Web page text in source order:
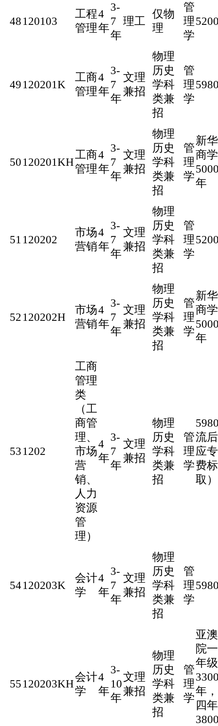
48 120103
工程
管理
4
年
3-
7
年
理工
仅物
理
管
理
学
49 120201K
工商
管理
4
年
3-
7
年
文理
兼招
物理
历史
学科
类兼
招
管
理
学
50 120201KH
工商
管理
4
年
3-
7
年
文理
兼招
物理
历史
学科
类兼
招
管
理
学
新
商
年
51 120202
市场
营销
4
年
3-
7
年
文理
兼招
物理
历史
学科
类兼
招
管
理
学
52 120202H
市场
营销
4
年
3-
7
年
文理
兼招
物理
历史
学科
类兼
招
管
理
学
新
商
年
53 1202
工商
管理
类
（工
商管
理、
市场
营
销、
人力
资源
管
理）
4
年
3-
7
年
文理
兼招
物理
历史
学科
类兼
招
管
理
学
流
应
费
取）
54120203K
会计
学
4
年
3-
7
年
文理
兼招
物理
历史
学科
类兼
招
管
理
学
55 120203KH
会计
学
4
年
3-
10
年
文理
兼招
物理
历史
学科
类兼
招
管
理
学
亚
院
年级
年
四